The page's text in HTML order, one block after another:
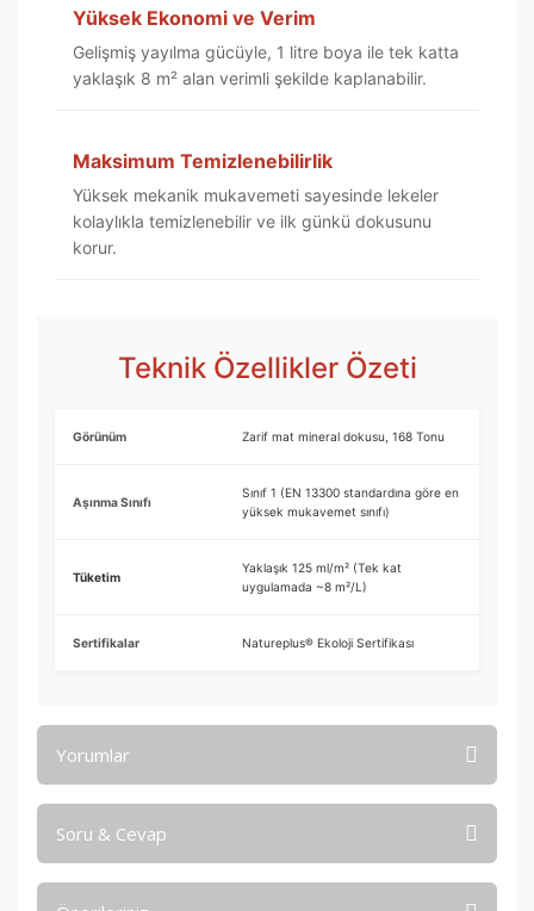
Yüksek Ekonomi ve Verim
Gelişmiş yayılma gücüyle, 1 litre boya ile tek katta
yaklaşık 8 m² alan verimli şekilde kaplanabilir.
Maksimum Temizlenebilirlik
Yüksek mekanik mukavemeti sayesinde lekeler
kolaylıkla temizlenebilir ve ilk günkü dokusunu
korur.
Teknik Özellikler Özeti
Görünüm Zarif mat mineral dokusu, 168 Tonu
Aşınma Sınıfı
Sınıf 1 (EN 13300 standardına göre en
yüksek mukavemet sınıfı)
Tüketim
Yaklaşık 125 ml/m² (Tek kat
uygulamada ~8 m²/L)
Sertifikalar Natureplus® Ekoloji Sertifikası
Yorumlar
Soru & Cevap